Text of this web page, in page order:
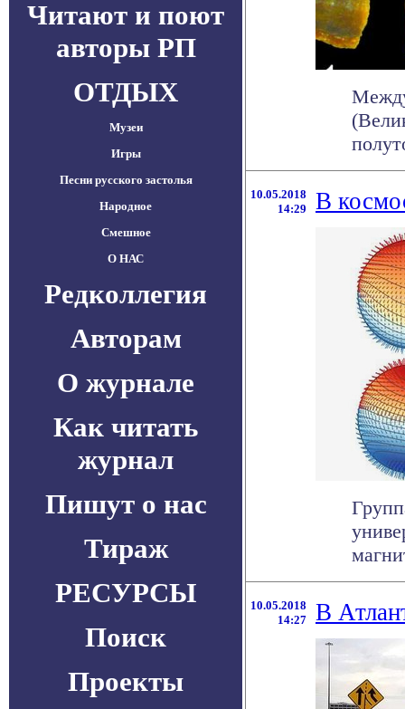
Читают и поют
авторы РП
ОТДЫХ
Музеи
Игры
Песни русского застолья
Народное
Смешное
О НАС
Редколлегия
Авторам
О журнале
Как читать
журнал
Пишут о нас
Тираж
РЕСУРСЫ
Поиск
Проекты
10.05.2018
14:29
В
10.05.2018
14:27
В